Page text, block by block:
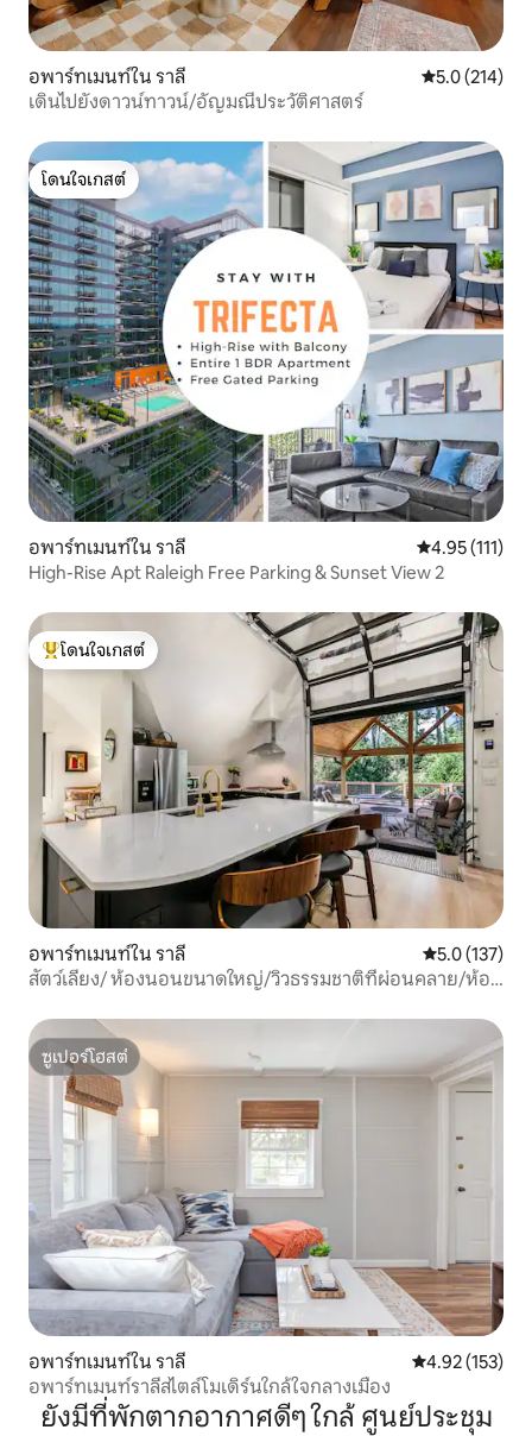
อพาร์ทเมนท์ใน ราลี คะแนนเฉลี่ย
5.0 (214)
เดินไปยังดาวน์ทาวน์/อัญมณีประวัติศาสตร์
โดนใจเกสต์
โดนใจเกสต์
อพาร์ทเมนท์ใน ราลี คะแนนเฉลี่ย
4.95 (111)
High-Rise Apt Raleigh Free Parking & Sunset View 2
โดนใจเกสต์ที่สุด
โดนใจเกสต์
อพาร์ทเมนท์ใน ราลี คะแนนเฉลี่ย
5.0 (137)
สัตว์เลี้ยง/ ห้องนอนขนาดใหญ่/วิวธรรมชาติที่ผ่อนคลาย/ห้อง
ซูเปอร์โฮสต์
ซูเปอร์โฮสต์
อพาร์ทเมนท์ใน ราลี คะแนนเฉลี่ย
4.92 (153)
อพาร์ทเมนท์ราลีสไตล์โมเดิร์นใกล้ใจกลางเมือง
ยังมีที่พักตากอากาศดีๆ ใกล้ ศูนย์ประชุม